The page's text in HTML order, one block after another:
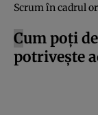
Scrum în cadrul
Cum poți
potrivește